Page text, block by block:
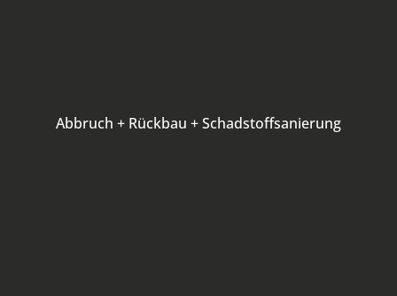
Abbruch + Rückbau + Schadstoffsanierung